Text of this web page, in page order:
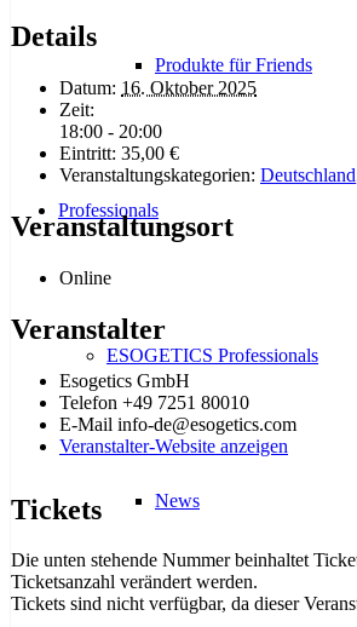
Produkte für Friends
Professionals
ESOGETICS Professionals
News
Details
Datum: 16. Oktober 2025
Zeit:
18:00 - 20:00
Eintritt: 35,00 €
Veranstaltungskategorien: Deutschland
Veranstaltungsort
Online
Veranstalter
Esogetics GmbH
Telefon +49 7251 80010
E-Mail info-de@esogetics.com
Veranstalter-Website anzeigen
Tickets
Die unten stehende Nummer beinhaltet
Ticketsanzahl verändert werden.
Tickets sind nicht verfügbar, da dieser